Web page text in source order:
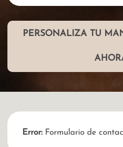
PERSONALIZA TU
Error: Formulario de